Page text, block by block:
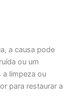
a causa pode
ou um
a limpeza ou
para restaurar a